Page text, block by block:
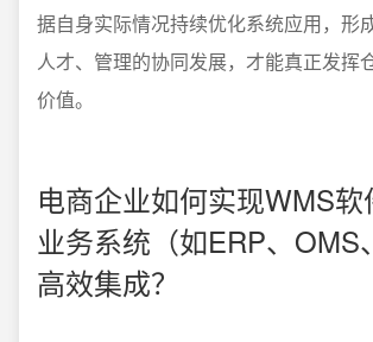
据自身实际情况持续优化系统应用，形
人才、管理的协同发展，才能真正发挥
价值。
电商企业如何实现WMS
业务系统（如ERP、OMS
高效集成？